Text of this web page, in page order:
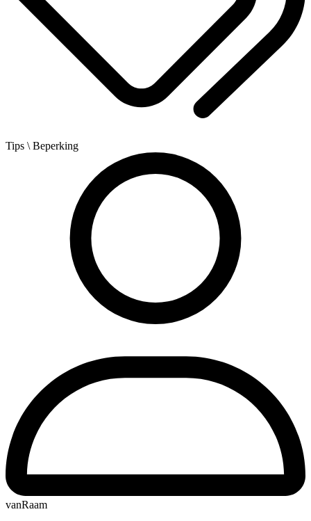
Tips \ Beperking
vanRaam